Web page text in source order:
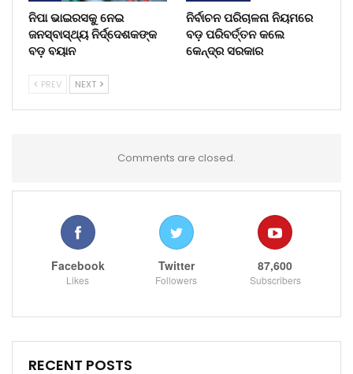
ନିପା ଭାଇରସକୁ ନେଇ
ଜନସ୍ବାସ୍ଥ୍ୟ ନିର୍ଦ୍ଦେଶକଙ୍କ
ବଡ଼ ବୟାନ
ନିର୍ବାଚନ ପରିଚାଳନା ନିୟମରେ
ବଡ଼ ପରିବର୍ତ୍ତନ କଲେ
କେନ୍ଦ୍ର ସରକାର
PREV NEXT
Comments are closed.
Facebook
Likes
Twitter
Followers
87,600
Subscribers
RECENT POSTS